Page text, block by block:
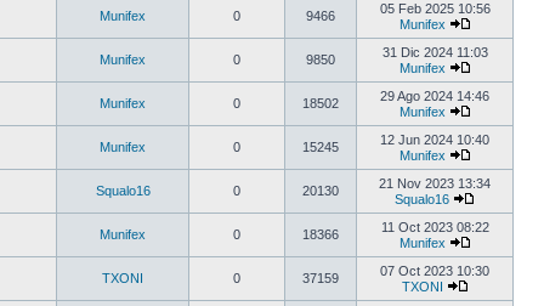
Munifex 0 9466
05 Feb 2025 10:56
Munifex
Munifex 0 9850
31 Dic 2024 11:03
Munifex
Munifex 0 18502
29 Ago 2024 14:46
Munifex
Munifex 0 15245
12 Jun 2024 10:40
Munifex
Squalo16 0 20130
21 Nov 2023 13:34
Squalo16
Munifex 0 18366
11 Oct 2023 08:22
Munifex
TXONI 0 37159
07 Oct 2023 10:30
TXONI